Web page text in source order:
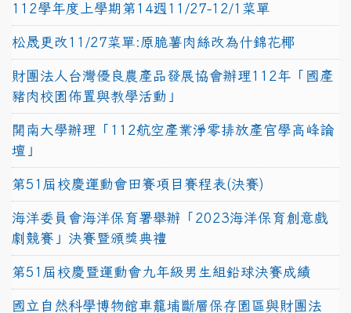
112學年度上學期第14週11/27-12/1菜單
松晟更改11/27菜單:原脆薯肉絲改為什錦花椰
財團法人台灣優良農產品發展協會辦理112年「國產
豬肉校園佈置與教學活動」
開南大學辦理「112航空產業淨零排放產官學高峰論
壇」
第51屆校慶運動會田賽項目賽程表(決賽)
海洋委員會海洋保育署舉辦「2023海洋保育創意戲
劇競賽」決賽暨頒獎典禮
第51屆校慶暨運動會九年級男生組鉛球決賽成績
國立自然科學博物館車籠埔斷層保存園區與財團法